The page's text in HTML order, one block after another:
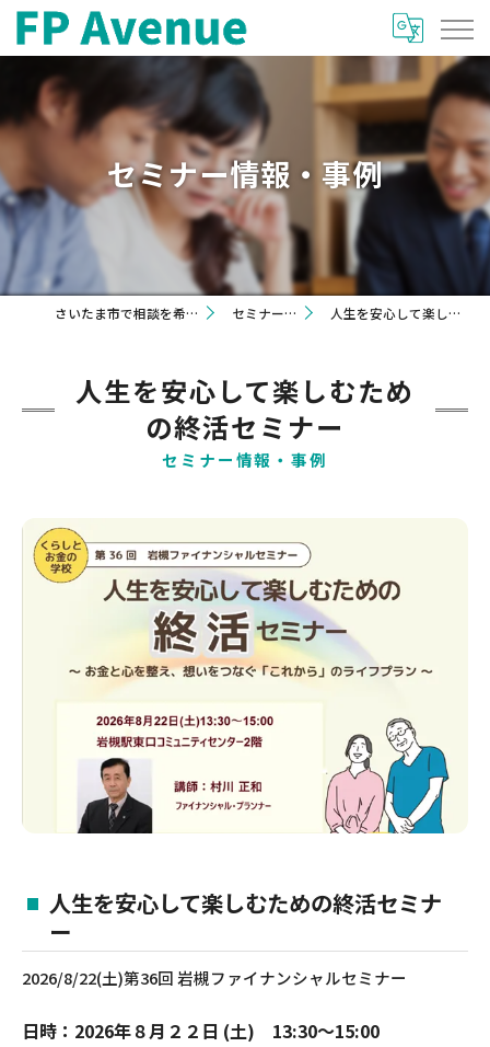
セミナー情報・事例
さいたま市で相談を希望するならFP Avenue セミナー情報・事例 人生を安心して楽しむための終活セミナー
セミナー情報・事例
人生を安心して楽しむため
の終活セミナー
人生を安心して楽しむための終活セミナ
ー
2026/8/22(土)第36回 岩槻ファイナンシャルセミナー
日時：2026年８月２２日 (土) 13:30～15:00